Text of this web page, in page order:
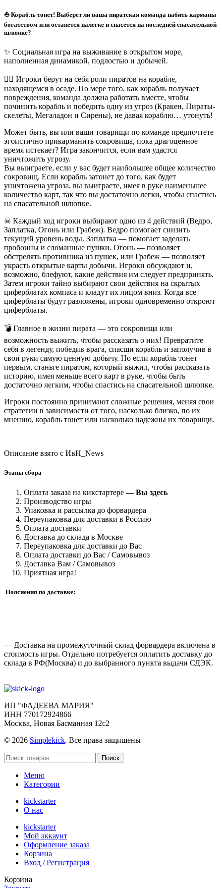
⛵ Корабль тонет! Выберет ли ваша пиратская команда набить карманы
богатством или останется налегке и спасется на последней спасательной
шлюпке?
✨ Социальная игра на выживание в открытом море,
наполненная динамикой, подлостью и добычей.
🏴‍☠ Игроки берут на себя роли пиратов на корабле,
находящемся в осаде. По мере того, как корабль получает
повреждения, команда должна работать вместе, чтобы
починить корабль и победить одну из угроз (Кракен, Пираты-
скелеты, Мегаладон и Сирены), не давая кораблю… утонуть!
Может быть, вы или ваши товарищи по команде предпочтете
эгоистично прикарманить сокровища, пока драгоценное
время истекает? Игра закончится, если вам удастся
уничтожить угрозу.
Вы выиграете, если у вас будет наибольшее общее количество
сокровищ. Если корабль затонет до того, как будет
уничтожена угроза, вы выиграете, имея в руке наименьшее
количество карт, так что вы достаточно легки, чтобы спастись
на спасательной шлюпке.
☠ Каждый ход игроки выбирают одно из 4 действий (Ведро,
Заплатка, Огонь или Грабеж). Ведро помогает снизить
текущий уровень воды. Заплатка — помогает заделать
пробоины и сломанные пушки. Огонь — позволяет
обстрелять противника из пушек, или Грабеж — позволяет
украсть открытые карты добычи. Игроки обсуждают и,
возможно, блефуют, какие действия им следует предпринять.
Затем игроки тайно выбирают свои действия на скрытых
циферблатах компаса и кладут их лицом вниз. Когда все
циферблаты будут разложены, игроки одновременно откроют
циферблаты.
💣 Главное в жизни пирата — это сокровища или
возможность выжить, чтобы рассказать о них! Превратите
себя в легенду, победив врага, спасши корабль и заполучив в
свои руки самую ценную добычу. Но если корабль тонет
первым, станьте пиратом, который выжил, чтобы рассказать
историю, имея меньше всего карт в руке, чтобы быть
достаточно легким, чтобы спастись на спасательной шлюпке.
Игроки постоянно принимают сложные решения, меняя свои
стратегии в зависимости от того, насколько близко, по их
мнению, корабль тонет или насколько надежны их товарищи.
Описание взято с ИвН_News
Этапы сбора
Оплата заказа на кикстартере— Вы здесь
Производство игры
Упаковка и рассылка до форвардера
Переупаковка для доставки в Россию
Оплата доставки
Доставка до склада в Москве
Переупаковка для доставки до Вас
Оплата доставки до Вас / Самовывоз
Доставка Вам / Самовывоз
Приятная игра!
Пояснения по доставке:
— Доставка на промежуточный склад форвардера включена в
стоимость игры. Отдельно потребуется оплатить доставку до
склада в РФ(Москва) и до выбранного пункта выдачи СДЭК.
ИП "ФАДЕЕВА МАРИЯ"
ИНН 770172924866
Москва, Новая Басманная 12с2
© 2026 Simplekick. Все права защищены
Поиск
Меню
Категории
kickstarter
О нас
kickstarter
Мой аккаунт
Оформление заказа
Корзина
Вход / Регистрация
Корзина